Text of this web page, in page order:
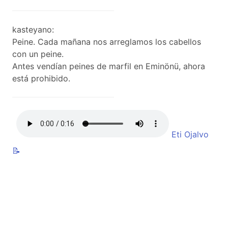
kasteyano:
Peine. Cada mañana nos arreglamos los cabellos
con un peine.
Antes vendían peines de marfil en Eminönü, ahora
está prohibido.
Eti Ojalvo
📝